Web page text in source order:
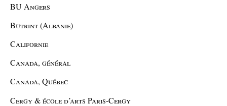
BU Angers
Butrint (Albanie)
Californie
Canada, général
Canada, Québec
Cergy & école d’arts Paris-Cergy